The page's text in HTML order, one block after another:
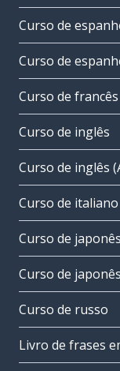
Curso de
Curso de
Curso de francês
Curso de inglês
Curso de inglês
Curso de italiano
Curso de
Curso de
Curso de russo
Livro de frases